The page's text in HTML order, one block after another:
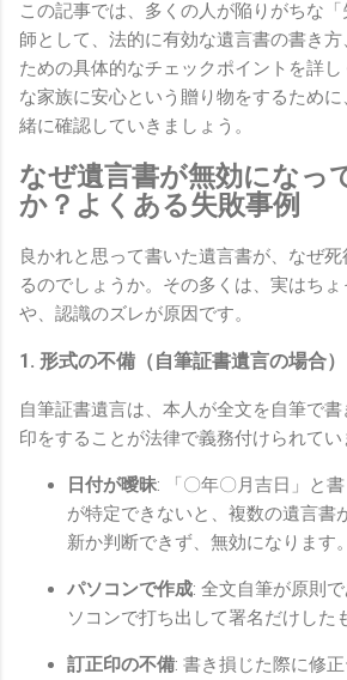
この記事では、多くの人が陥りがちな
師として、法的に有効な遺言書の書き
ための具体的なチェックポイントを詳
な家族に安心という贈り物をするため
緒に確認していきましょう。
なぜ遺言書が無効になっ
か？よくある失敗事例
良かれと思って書いた遺言書が、なぜ
るのでしょうか。その多くは、実はち
や、認識のズレが原因です。
1. 形式の不備（自筆証書遺言の場合）
自筆証書遺言は、本人が全文を自筆で
印をすることが法律で義務付けられてい
日付が曖昧: 「〇年〇月吉日」と
が特定できないと、複数の遺言書
新か判断できず、無効になります。
パソコンで作成: 全文自筆が原則
ソコンで打ち出して署名だけした
訂正印の不備: 書き損じた際に修正